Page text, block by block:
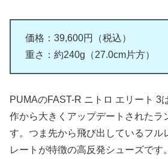
価格：39,600円（税込）
重さ：約240g（27.0cm片方）
PUMAのFAST-R ニトロ エリート 3
作から大きくアップデートされたラ
す。つま先から飛び出しているフル
レートが特徴の高反発シューズです。